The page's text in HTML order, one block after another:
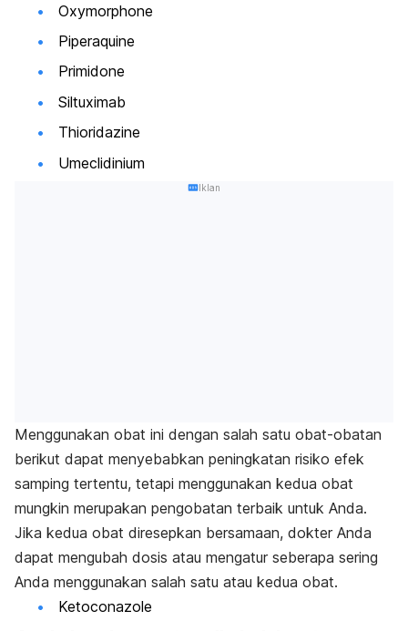
Oxymorphone
Piperaquine
Primidone
Siltuximab
Thioridazine
Umeclidinium
Iklan
Menggunakan obat ini dengan salah satu obat-obatan
berikut dapat menyebabkan peningkatan risiko efek
samping tertentu, tetapi menggunakan kedua obat
mungkin merupakan pengobatan terbaik untuk Anda.
Jika kedua obat diresepkan bersamaan, dokter Anda
dapat mengubah dosis atau mengatur seberapa sering
Anda menggunakan salah satu atau kedua obat.
Ketoconazole